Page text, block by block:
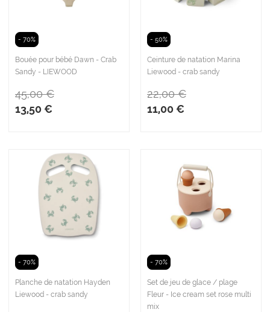
- 70%
Bouée pour bébé Dawn - Crab
Sandy - LIEWOOD
13,50 €
45,00 €
- 50%
Ceinture de natation Marina
Liewood - crab sandy
11,00 €
22,00 €
- 70%
Planche de natation Hayden
Liewood - crab sandy
- 70%
Set de jeu de glace / plage
Fleur - Ice cream set rose multi
mix